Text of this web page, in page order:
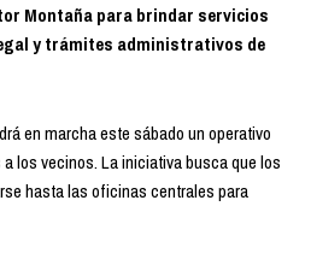
Montaña para brindar servicios
y trámites administrativos de
en marcha este sábado un operativo
los vecinos. La iniciativa busca que los
hasta las oficinas centrales para